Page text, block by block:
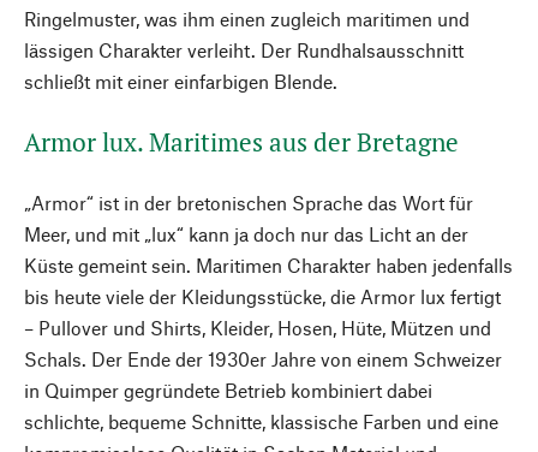
Ringelmuster, was ihm einen zugleich maritimen und
lässigen Charakter verleiht. Der Rundhalsausschnitt
schließt mit einer einfarbigen Blende.
Armor lux. Maritimes aus der Bretagne
„Armor“ ist in der bretonischen Sprache das Wort für
Meer, und mit „lux“ kann ja doch nur das Licht an der
Küste gemeint sein. Maritimen Charakter haben jedenfalls
bis heute viele der Kleidungsstücke, die Armor lux fertigt
– Pullover und Shirts, Kleider, Hosen, Hüte, Mützen und
Schals. Der Ende der 1930er Jahre von einem Schweizer
in Quimper gegründete Betrieb kombiniert dabei
schlichte, bequeme Schnitte, klassische Farben und eine